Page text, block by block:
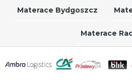
Materace Bydgoszcz
Materace